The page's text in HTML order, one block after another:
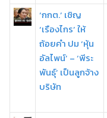
‘กกต.’ เชิญ
‘เรืองไกร’ ให้
ถ้อยคำ ปม ‘หุ้น
อัลไพน์’ – ‘พีระ
พันธุ์’ เป็นลูกจ้าง
บริษัท